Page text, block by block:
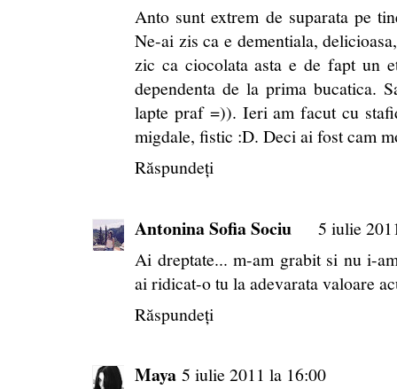
Anto sunt extrem de suparata pe
Ne-ai zis ca e dementiala,
zic ca ciocolata asta e de fapt un
dependenta de la prima bucatica.
lapte praf =)). Ieri am facut cu
migdale, fistic :D. Deci ai fost cam
Răspundeți
Antonina Sofia Sociu
5 iulie
Ai dreptate... m-am grabit si nu i-
ai ridicat-o tu la adevarata valoare
Răspundeți
Maya 5 iulie 2011 la 16:00